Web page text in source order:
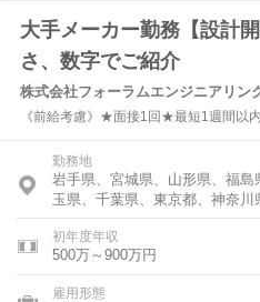
大手メーカー勤務【設計
さ、数字でご紹介
株式会社フォーラムエンジニアリン
《前給考慮》★面接1回★最短1週間以
勤務地
岩手県、宮城県、山形県、福
玉県、千葉県、東京都、神奈
知県、三重県、滋賀県、京都
県、山口県、福岡県
初年度年収
500万～900万円
雇用形態